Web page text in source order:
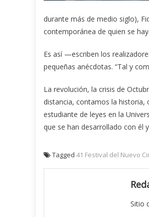
durante más de medio siglo),
contemporánea de quien se
Es así —escriben los
pequeñas anécdotas. “Tal y
La revolución, la crisis de
distancia, contamos la historia,
estudiante de leyes en la
que se han desarrollado con él
Tagged 41 Festival del Nuevo
Sitio